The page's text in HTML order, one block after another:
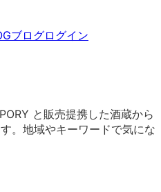
ブログログイン
と販売提携した酒蔵から
。地域やキーワードで気にな